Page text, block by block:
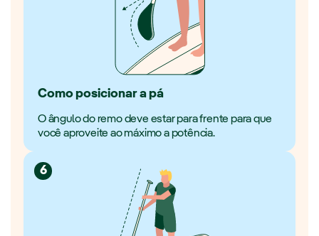
Como posicionar a pá
O ângulo do remo deve estar para frente para que
você aproveite ao máximo a potência.
6